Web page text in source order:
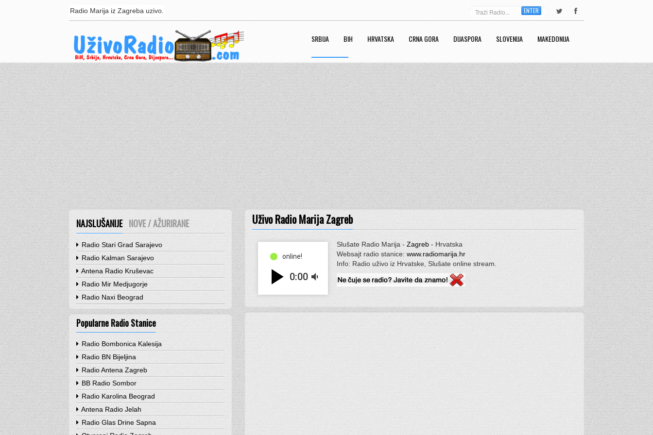
Radio Marija iz Zagreba uzivo. ENTER
SRBIJA BIH HRVATSKA CRNA GORA DIJASPORA SLOVENIJA MAKEDONIJA
Uživo Radio Marija Zagreb
online!
play_arrow 0:00 volume_down
Slušate Radio Marija -Zagreb- Hrvatska
Websajt radio stanice:www.radiomarija.hr
Info: Radio uživo iz Hrvatske, Slušate online stream.
NAJSLUŠANIJE NOVE / AŽURIRANE
Radio Stari Grad Sarajevo
Radio Kalman Sarajevo
Antena Radio Kruševac
Radio Mir Medjugorje
Radio Naxi Beograd
Popularne Radio Stanice
Radio Bombonica Kalesija
Radio BN Bijeljina
Radio Antena Zagreb
BB Radio Sombor
Radio Karolina Beograd
Antena Radio Jelah
Radio Glas Drine Sapna